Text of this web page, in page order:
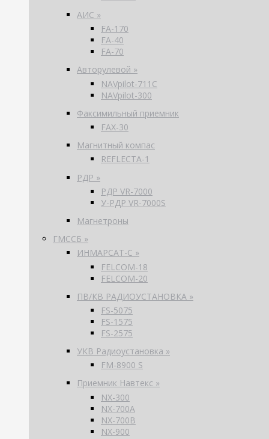
АИС »
FA-170
FA-40
FA-70
Авторулевой »
NAVpilot-711С
NAVpilot-300
Факсимильный приемник
FAX-30
Магнитный компас
REFLECTA-1
РДР »
РДР VR-7000
У-РДР VR-7000S
Магнетроны
ГМССБ »
ИНМАРСАТ-С »
FELCOM-18
FELCOM-20
ПВ/КВ РАДИОУСТАНОВКА »
FS-5075
FS-1575
FS-2575
УКВ Радиоустановка »
FM-8900 S
Приемник Навтекс »
NX-300
NX-700A
NX-700B
NX-900